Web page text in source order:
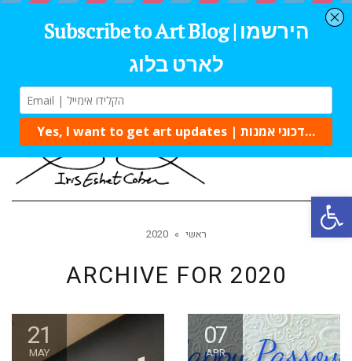
ראשי »
2020
ARCHIVE FOR 2020
21
MAY 07
APR